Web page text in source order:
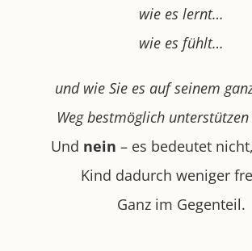
wie es lernt…
wie es fühlt…
und wie Sie es auf seinem
Weg bestmöglich
Und nein – es bedeutet
Kind dadurch weniger
Ganz im Gegenteil.